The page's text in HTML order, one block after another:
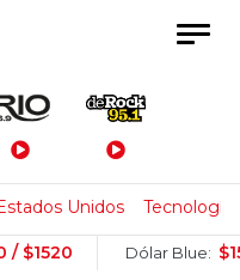
Unidos Tecnología
Dólar Blue: $1505 /